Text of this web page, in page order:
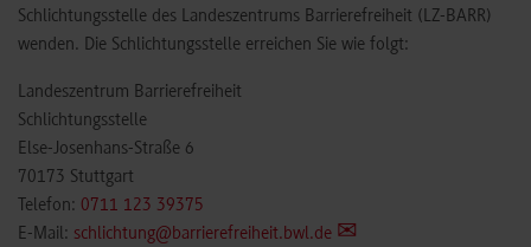
Schlichtungsstelle des Landeszentrums Barrierefreiheit (LZ-BARR)
wenden. Die Schlichtungsstelle erreichen Sie wie folgt:
Landeszentrum Barrierefreiheit
Schlichtungsstelle
Else-Josenhans-Straße 6
70173 Stuttgart
Telefon: 0711 123 39375
E-Mail: schlichtung@barrierefreiheit.bwl.de